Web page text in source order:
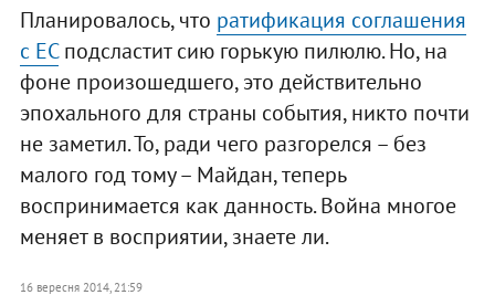
Планировалось, что ратификация соглашения
с ЕСподсластит сию горькую пилюлю. Но, на
фоне произошедшего, это действительно
эпохального для страны события, никто почти
не заметил. То, ради чего разгорелся – без
малого год тому – Майдан, теперь
воспринимается как данность. Война многое
меняет в восприятии, знаете ли.
16 вересня 2014, 21:59